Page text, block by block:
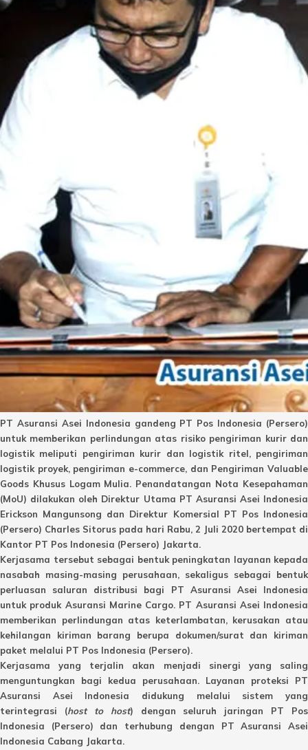
PT Asuransi Asei Indonesia gandeng PT Pos Indonesia (Persero)
untuk memberikan perlindungan atas risiko pengiriman kurir dan
logistik meliputi pengiriman kurir dan logistik ritel, pengiriman
logistik proyek, pengiriman e-commerce, dan Pengiriman Valuable
Goods Khusus Logam Mulia. Penandatangan Nota Kesepahaman
(MoU) dilakukan oleh Direktur Utama PT Asuransi Asei Indonesia
Erickson Mangunsong dan Direktur Komersial PT Pos Indonesia
(Persero) Charles Sitorus pada hari Rabu, 2 Juli 2020 bertempat di
Kantor PT Pos Indonesia (Persero) Jakarta.
Kerjasama tersebut sebagai bentuk peningkatan layanan kepada
nasabah masing-masing perusahaan, sekaligus sebagai bentuk
perluasan saluran distribusi bagi PT Asuransi Asei Indonesia
untuk produk Asuransi Marine Cargo. PT Asuransi Asei Indonesia
memberikan perlindungan atas keterlambatan, kerusakan atau
kehilangan kiriman barang berupa dokumen/surat dan kiriman
paket melalui PT Pos Indonesia (Persero).
Kerjasama yang terjalin akan menjadi sinergi yang saling
menguntungkan bagi kedua perusahaan. Layanan proteksi PT
Asuransi Asei Indonesia didukung melalui sistem yang
terintegrasi (host to host) dengan seluruh jaringan PT Pos
Indonesia (Persero) dan terhubung dengan PT Asuransi Asei
Indonesia Cabang Jakarta.